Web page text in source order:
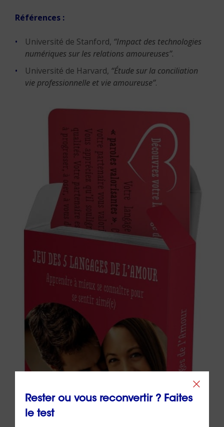
Références :
Université de Stanford, “Impact des technologies
numériques sur les relations amoureuses”.
Université de Harvard, “Étude sur la conciliation
vie professionnelle et vie amoureuse”.
Rester ou vous reconvertir ? Faites
le test